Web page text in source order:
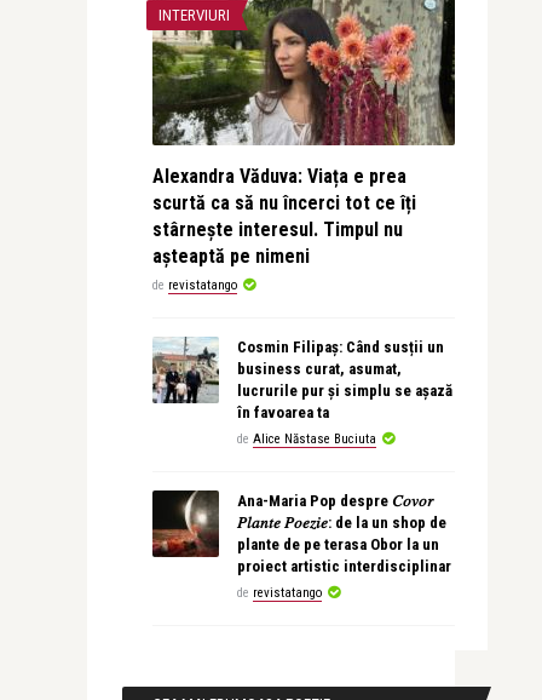
INTERVIURI
Alexandra Văduva: Viața e prea
scurtă ca să nu încerci tot ce îți
stârnește interesul. Timpul nu
așteaptă pe nimeni
de revistatango
Cosmin Filipaș: Când susții un
business curat, asumat,
lucrurile pur și simplu se așază
în favoarea ta
de Alice Năstase Buciuta
Ana-Maria Pop despre 𝐶𝑜𝑣𝑜𝑟
𝑃𝑙𝑎𝑛𝑡𝑒 𝑃𝑜𝑒𝑧𝑖𝑒: de la un shop de
plante de pe terasa Obor la un
proiect artistic interdisciplinar
de revistatango